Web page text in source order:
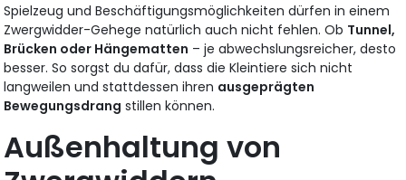
Spielzeug und Beschäftigungsmöglichkeiten dürfen in einem
Zwergwidder-Gehege natürlich auch nicht fehlen. Ob Tunnel,
Brücken oder Hängematten – je abwechslungsreicher, desto
besser. So sorgst du dafür, dass die Kleintiere sich nicht
langweilen und stattdessen ihren ausgeprägten
Bewegungsdrang stillen können.
Außenhaltung von